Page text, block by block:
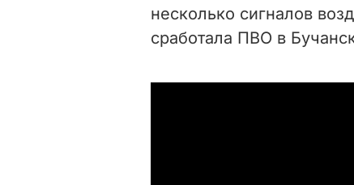
несколько сигналов
сработала ПВО в